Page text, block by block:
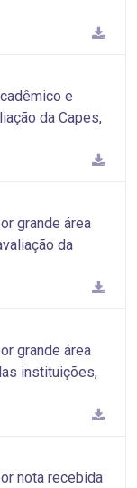
e
da Capes,
grande área
da
grande área
instituições,
nota recebida